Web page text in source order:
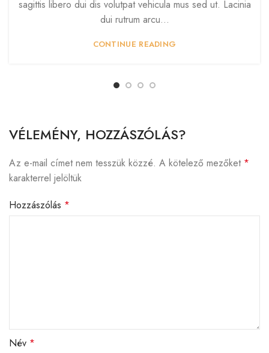
sagittis libero dui dis volutpat vehicula mus sed ut. Lacinia
dui rutrum arcu...
CONTINUE READING
VÉLEMÉNY, HOZZÁSZÓLÁS?
Az e-mail címet nem tesszük közzé. A kötelező mezőket *
karakterrel jelöltük
Hozzászólás *
Név *